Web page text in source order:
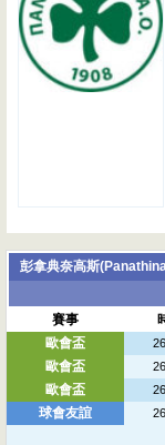
彭拿典奈高斯
賽事
歐會盃
歐會盃
歐會盃
球會友誼